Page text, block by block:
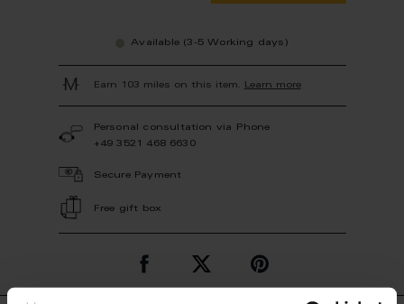
Available (3-5 Working days)
Earn 103 miles on this item. Learn more
Personal consultation via Phone
+49 3521 468 6630
Secure Payment
Free gift box